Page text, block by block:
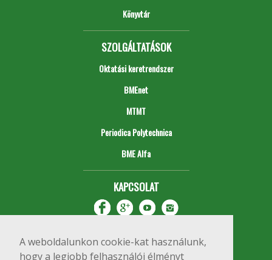
A weboldalunkon cookie-kat használunk,
hogy a legjobb felhasználói élményt
Könyvtár
SZOLGÁLTATÁSOK
Oktatási keretrendszer
BMEnet
MTMT
Periodica Polytechnica
BME Alfa
KAPCSOLAT